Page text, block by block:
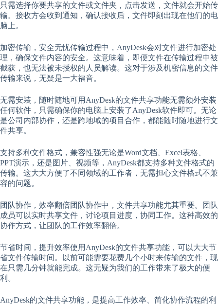
只需选择你要共享的文件或文件夹，点击发送，文件就会开始传
输。接收方会收到通知，确认接收后，文件即刻出现在他们的电
脑上。
加密传输，安全无忧传输过程中，AnyDesk会对文件进行加密处
理，确保文件内容的安全。这意味着，即便文件在传输过程中被
截获，也无法被未授权的人员解读。这对于涉及机密信息的文件
传输来说，无疑是一大福音。
无需安装，随时随地可用AnyDesk的文件共享功能无需额外安装
任何软件，只需确保你的电脑上安装了AnyDesk软件即可。无论
是公司内部协作，还是跨地域的项目合作，都能随时随地进行文
件共享。
支持多种文件格式，兼容性强无论是Word文档、Excel表格、
PPT演示，还是图片、视频等，AnyDesk都支持多种文件格式的
传输。这大大方便了不同领域的工作者，无需担心文件格式不兼
容的问题。
团队协作，效率翻倍团队协作中，文件共享功能尤其重要。团队
成员可以实时共享文件，讨论项目进度，协同工作。这种高效的
协作方式，让团队的工作效率翻倍。
节省时间，提升效率使用AnyDesk的文件共享功能，可以大大节
省文件传输时间。以前可能需要花费几个小时来传输的文件，现
在只需几分钟就能完成。这无疑为我们的工作带来了极大的便
利。
AnyDesk的文件共享功能，是提高工作效率、简化协作流程的利